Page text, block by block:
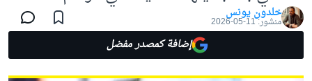
خلدون يونس
منشور:11-05-2026
إضافة كمصدر مفضل